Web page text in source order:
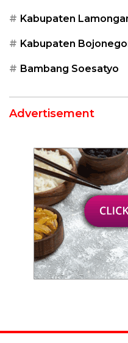
Kabupaten
Kabupaten
Bambang Soesatyo
Advertisement